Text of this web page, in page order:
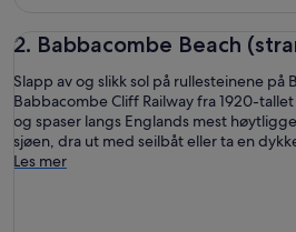
2. Babbacombe Beach
Slapp av og slikk sol på rullesteinene på
Babbacombe Cliff Railway fra 1920-
og spaser langs Englands mest
sjøen, dra ut med seilbåt eller ta en
Les mer